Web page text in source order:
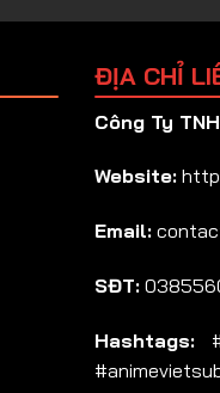
ĐỊA CHỈ
Công Ty
Website:
Email:
SĐT:
Hashtags: